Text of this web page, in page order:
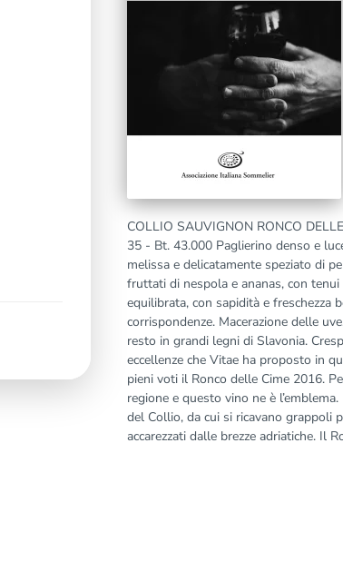
COLLIO SAUVIGNON RONCO
35 - Bt. 43.000 Paglierino denso e
melissa e delicatamente speziato di
fruttati di nespola e ananas, con
equilibrata, con sapidità e freschezza
corrispondenze. Macerazione delle
resto in grandi legni di Slavonia.
eccellenze che Vitae ha proposto in
pieni voti il Ronco delle Cime 2016.
regione e questo vino ne è
del Collio, da cui si ricavano grappoli
accarezzati dalle brezze adriatiche. Il